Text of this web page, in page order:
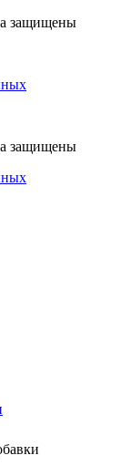
защищены
защищены